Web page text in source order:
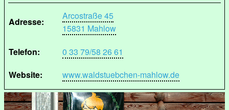
Adresse:
Arcostraße 45
15831 Mahlow
Telefon:
0 33 79/58 26 61
Website:
www.waldstuebchen-mahlow.de